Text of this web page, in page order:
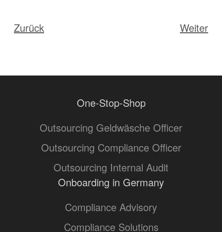
Zurück Weiter
One-Stop-Shop
Outsourcing Geldwäsche Officer
Outsourcing Compliance Officer
Outsourcing Internal Audit
Onboarding in Germany
Compliance Advisory
Compliance Solutions